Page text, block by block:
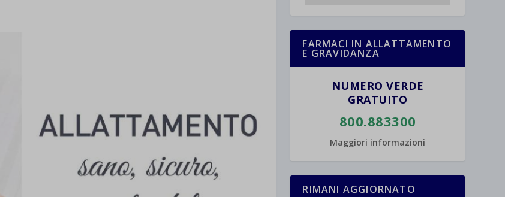
FARMACI IN ALLATTAMENTO
E GRAVIDANZA
NUMERO VERDE
GRATUITO
800.883300
Maggiori informazioni
RIMANI AGGIORNATO